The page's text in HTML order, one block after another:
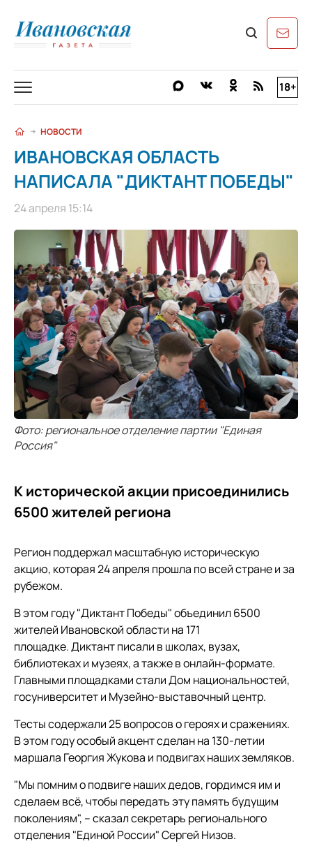
18+
НОВОСТИ
ИВАНОВСКАЯ ОБЛАСТЬ
НАПИСАЛА "ДИКТАНТ ПОБЕДЫ"
24 апреля 15:14
Фото: региональное отделение партии "Единая
Россия"
К исторической акции присоединились
6500 жителей региона
Регион поддержал масштабную историческую
акцию, которая 24 апреля прошла по всей стране и за
рубежом.
В этом году "Диктант Победы" объединил 6500
жителей Ивановской области на 171
площадке. Диктант писали в школах, вузах,
библиотеках и музеях, а также в онлайн-формате.
Главными площадками стали Дом национальностей,
госуниверситет и Музейно-выставочный центр.
Тесты содержали 25 вопросов о героях и сражениях.
В этом году особый акцент сделан на 130-летии
маршала Георгия Жукова и подвигах наших земляков.
"Мы помним о подвиге наших дедов, гордимся им и
сделаем всё, чтобы передать эту память будущим
поколениям", – сказал секретарь регионального
отделения "Единой России" Сергей Низов.